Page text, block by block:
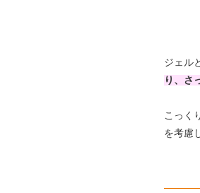
ジェル
り、さ
こっく
を考慮